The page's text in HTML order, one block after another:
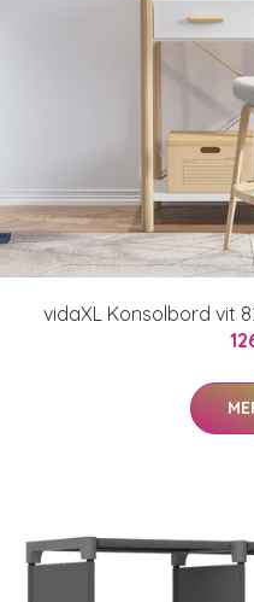
vidaXL Konsolbord vit